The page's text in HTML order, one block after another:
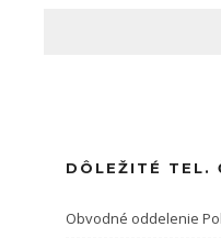
DÔLEŽITÉ TEL.
Obvodné oddelenie